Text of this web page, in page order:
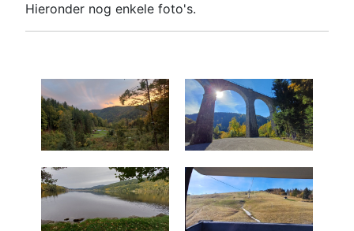
Hieronder nog enkele foto's.